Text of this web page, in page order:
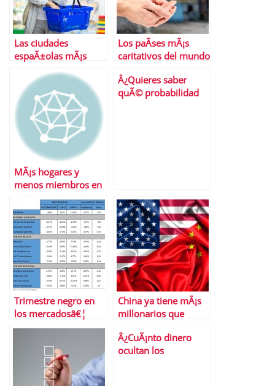
Las ciudades
espaÃ±olas mÃ¡s
Los paÃ­ses mÃ¡s
caritativos del mundo
MÃ¡s hogares y
menos miembros en
la familia, el futuro
de EspaÃ±a
Â¿Quieres saber
quÃ© probabilidad
Trimestre negro en
los mercadosâ€¦
Â¿se ha salvado
las pÃ©rdidas? Y tÃº,
Â¿cuÃ¡nto has
perdido?
China ya tiene mÃ¡s
millonarios que
Â¿CuÃ¡nto dinero
ocultan los